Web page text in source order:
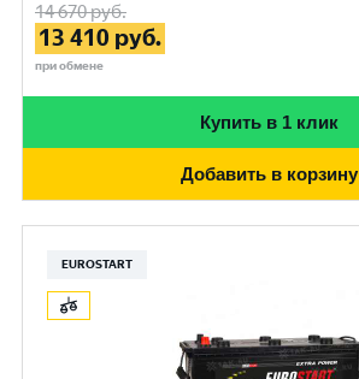
14 670руб.
13 410 руб.
при обмене
Купить в 1 клик
Добавить в корзину
EUROSTART